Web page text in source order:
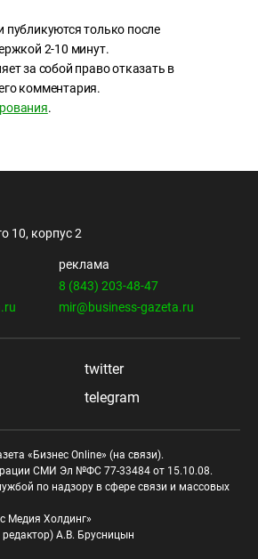
публикуются только после
2-10 минут.
за собой право отказать в
комментария.
.
10, корпус 2
реклама
8 (843) 203-48-47
mir@business-gazeta.ru
twitter
telegram
«Бизнес Online» (на связи).
СМИ Эл №ФС 77-33484 от 15.10.08.
по надзору в сфере связи и массовых
Медия Холдинг»
А.В. Брусницын